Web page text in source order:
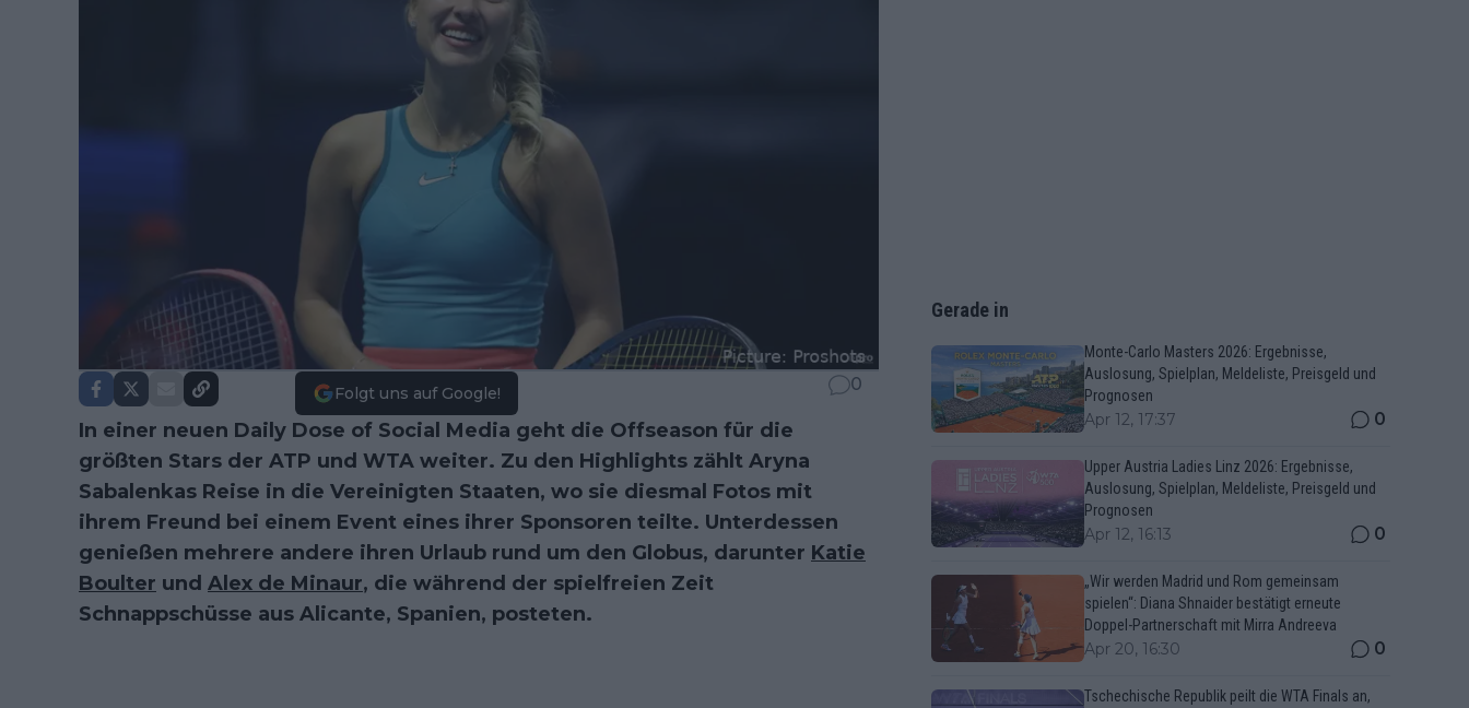
Folgt uns auf Google! 0
In einer neuen Daily Dose of Social Media geht die Offseason für die
größten Stars der ATP und WTA weiter. Zu den Highlights zählt Aryna
Sabalenkas Reise in die Vereinigten Staaten, wo sie diesmal Fotos mit
ihrem Freund bei einem Event eines ihrer Sponsoren teilte. Unterdessen
genießen mehrere andere ihren Urlaub rund um den Globus, darunter Katie
Boulter und Alex de Minaur, die während der spielfreien Zeit
Schnappschüsse aus Alicante, Spanien, posteten.
Gerade in
Monte-Carlo Masters 2026: Ergebnisse,
Auslosung, Spielplan, Meldeliste, Preisgeld und
Prognosen
Apr 12, 17:37 0
Upper Austria Ladies Linz 2026: Ergebnisse,
Auslosung, Spielplan, Meldeliste, Preisgeld und
Prognosen
Apr 12, 16:13 0
„Wir werden Madrid und Rom gemeinsam
spielen“: Diana Shnaider bestätigt erneute
Doppel-Partnerschaft mit Mirra Andreeva
Apr 20, 16:30 0
Tschechische Republik peilt die WTA Finals an,